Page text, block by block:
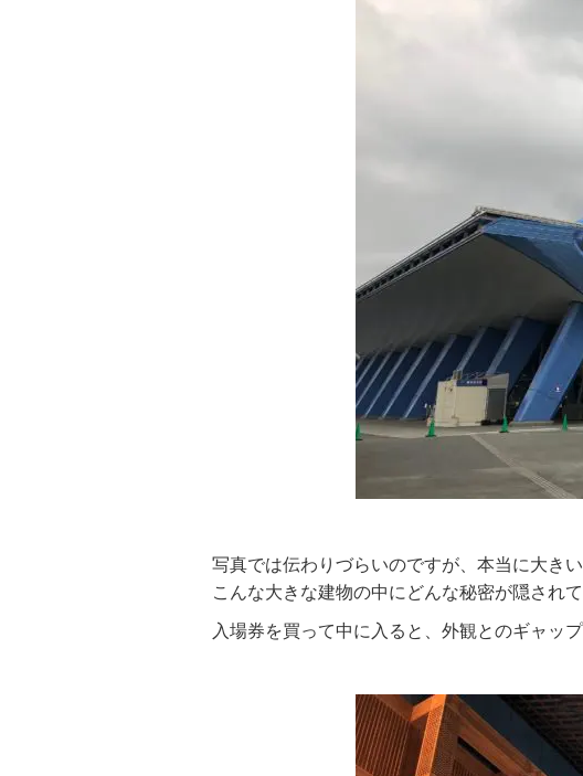
写真では伝わりづらいのですが、本当に大きい
こんな大きな建物の中にどんな秘密が隠され
入場券を買って中に入ると、外観とのギャッ